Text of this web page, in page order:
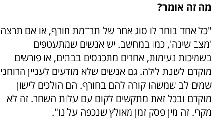
מה זה אומר?
"כל אחד בוחר לו סוג אחר של תרדמת חורף, או אם תרצה
'מצב שינה', כמו במחשב. יש אנשים שמתעטפים
בשמיכות נעימות, אחרים מתכנסים בבתים, או פורשים
מוקדם לשנת לילה. גם אנשים שלא מודעים לעניין הרוחני
שמים לב שמשהו קורה להם בחורף. הם הולכים לישון
מוקדם ובכל זאת מתקשים לקום עם עלות השחר. זה לא
מקרי. זה מין פסק זמן מאולץ שנכפה עלינו".